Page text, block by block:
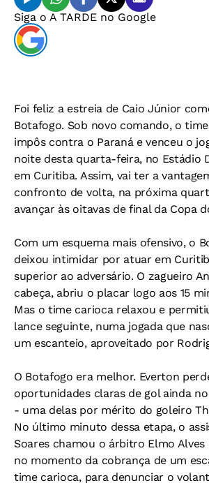
Siga o A TARDE no Google
Foi feliz a estreia de Caio Júnior
Botafogo. Sob novo comando, o
impôs contra o Paraná e venceu o
noite desta quarta-feira, no Estádio
em Curitiba. Assim, vai ter a
confronto de volta, na próxima
avançar às oitavas de final da Copa
Com um esquema mais ofensivo, o
deixou intimidar por atuar em
superior ao adversário. O zagueiro
cabeça, abriu o placar logo aos 15
Mas o time carioca relaxou e
lance seguinte, numa jogada que
um escanteio, aproveitado por
O Botafogo era melhor. Everton
oportunidades claras de gol ainda
- uma delas por mérito do goleiro
No último minuto dessa etapa, o
Soares chamou o árbitro Elmo Alves
no momento da cobrança de um
time carioca, para denunciar o